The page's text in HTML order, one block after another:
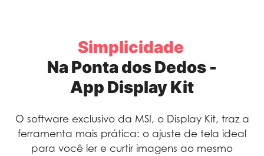
Simplicidade
Na Ponta dos Dedos -
App Display Kit
O software exclusivo da MSI, o Display Kit, traz a
ferramenta mais prática: o ajuste de tela ideal
para você ler e curtir imagens ao mesmo